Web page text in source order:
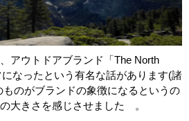
アウトドアブランド「The North
なったという有名な話があります(諸
のがブランドの象徴になるというの
大きさを感じさせました 。